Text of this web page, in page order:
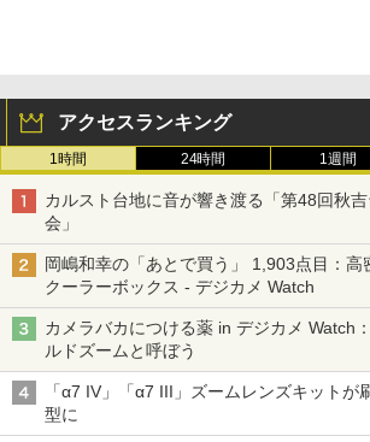
アクセスランキング
1時間 24時間 1週間
カルスト台地に音が響き渡る「第48回秋
会」
岡嶋和幸の「あとで買う」 1,903点目：高
クーラーボックス - デジカメ Watch
カメラバカにつける薬 in デジカメ Watch
ルドズームと呼ぼう
「α7 IV」「α7 III」ズームレンズキット
型に